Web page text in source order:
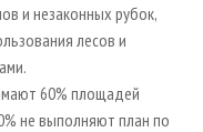
и незаконных рубок,
лесов и
60% площадей
не выполняют план по